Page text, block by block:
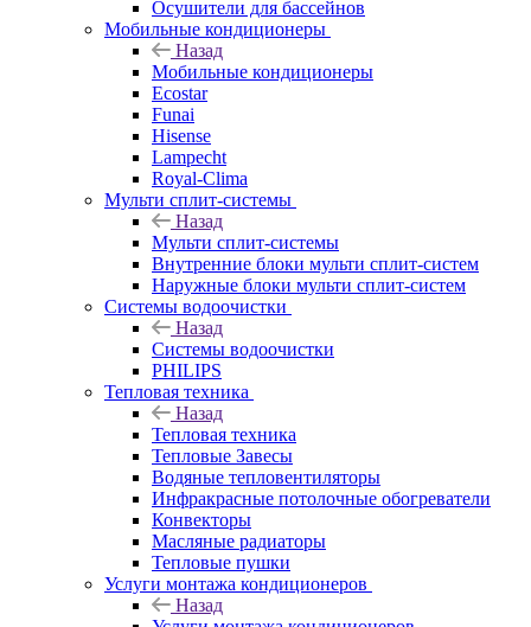
Осушители для бассейнов
Мобильные кондиционеры
Назад
Мобильные кондиционеры
Ecostar
Funai
Hisense
Lampecht
Royal-Clima
Мульти сплит-системы
Назад
Мульти сплит-системы
Внутренние блоки мульти сплит-систем
Наружные блоки мульти сплит-систем
Системы водоочистки
Назад
Системы водоочистки
PHILIPS
Тепловая техника
Назад
Тепловая техника
Тепловые Завесы
Водяные тепловентиляторы
Инфракрасные потолочные обогреватели
Конвекторы
Масляные радиаторы
Тепловые пушки
Услуги монтажа кондиционеров
Назад